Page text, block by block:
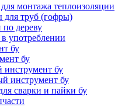
монтажа теплоизоляции
труб (гофры)
по дереву
употреблении
бу
бу
инструмент бу
инструмент бу
сварки и пайки бу